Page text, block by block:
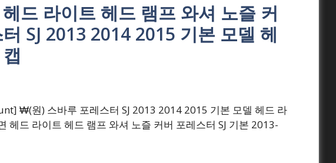
드 라이트 헤드 램프 와셔 노즐 커
SJ 2013 2014 2015 기본 모델 헤
₩(원) 스바루 포레스터 SJ 2013 2014 2015 기본 모델 헤드 라
헤드 라이트 헤드 램프 와셔 노즐 커버 포레스터 SJ 기본 2013-